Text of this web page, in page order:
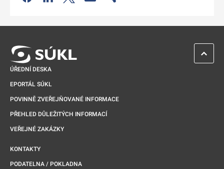
ÚŘEDNÍ DESKA
EPORTÁL SÚKL
POVINNĚ ZVEŘEJŇOVANÉ INFORMACE
PŘEHLED DŮLEŽITÝCH INFORMACÍ
VEŘEJNÉ ZAKÁZKY
KONTAKTY
PODATELNA / POKLADNA
ZPĚT